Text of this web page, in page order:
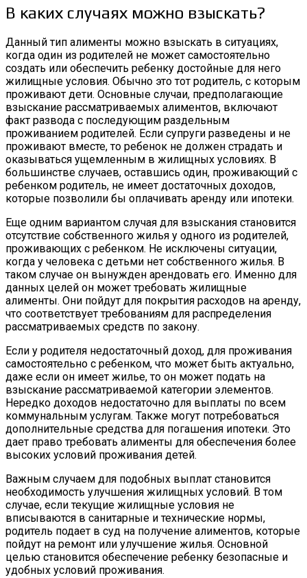
В каких случаях можно взыскать?
Данный тип алименты можно взыскать в ситуациях,
когда один из родителей не может самостоятельно
создать или обеспечить ребенку достойные для него
жилищные условия. Обычно это тот родитель, с которым
проживают дети. Основные случаи, предполагающие
взыскание рассматриваемых алиментов, включают
факт развода с последующим раздельным
проживанием родителей. Если супруги разведены и не
проживают вместе, то ребенок не должен страдать и
оказываться ущемленным в жилищных условиях. В
большинстве случаев, оставшись один, проживающий с
ребенком родитель, не имеет достаточных доходов,
которые позволили бы оплачивать аренду или ипотеки.
Еще одним вариантом случая для взыскания становится
отсутствие собственного жилья у одного из родителей,
проживающих с ребенком. Не исключены ситуации,
когда у человека с детьми нет собственного жилья. В
таком случае он вынужден арендовать его. Именно для
данных целей он может требовать жилищные
алименты. Они пойдут для покрытия расходов на аренду,
что соответствует требованиям для распределения
рассматриваемых средств по закону.
Если у родителя недостаточный доход, для проживания
самостоятельно с ребенком, что может быть актуально,
даже если он имеет жилье, то он может подать на
взыскание рассматриваемой категории элементов.
Нередко доходов недостаточно для выплаты по всем
коммунальным услугам. Также могут потребоваться
дополнительные средства для погашения ипотеки. Это
дает право требовать алименты для обеспечения более
высоких условий проживания детей.
Важным случаем для подобных выплат становится
необходимость улучшения жилищных условий. В том
случае, если текущие жилищные условия не
вписываются в санитарные и технические нормы,
родитель подает в суд на получение алиментов, которые
пойдут на ремонт или улучшение жилья. Основной
целью становится обеспечение ребенку безопасные и
удобных условий проживания.